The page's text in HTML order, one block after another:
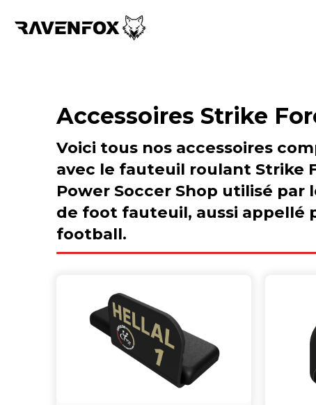
Accessoires Strike
Voici tous nos accessoires
avec le fauteuil roulant Strike
Power Soccer Shop utilisé par
de foot fauteuil, aussi appellé
football.